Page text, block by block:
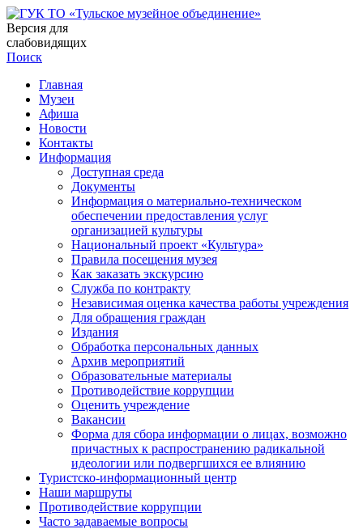
Версия для
слабовидящих
Поиск
Главная
Музеи
Афиша
Новости
Контакты
Информация
Доступная среда
Документы
Информация о материально-техническом
обеспечении предоставления услуг
организацией культуры
Национальный проект «Культура»
Правила посещения музея
Как заказать экскурсию
Служба по контракту
Независимая оценка качества работы учреждения
Для обращения граждан
Издания
Обработка персональных данных
Архив мероприятий
Образовательные материалы
Противодействие коррупции
Оценить учреждение
Вакансии
Форма для сбора информации о лицах, возможно
причастных к распространению радикальной
идеологии или подвергшихся ее влиянию
Туристско-информационный центр
Наши маршруты
Противодействие коррупции
Часто задаваемые вопросы